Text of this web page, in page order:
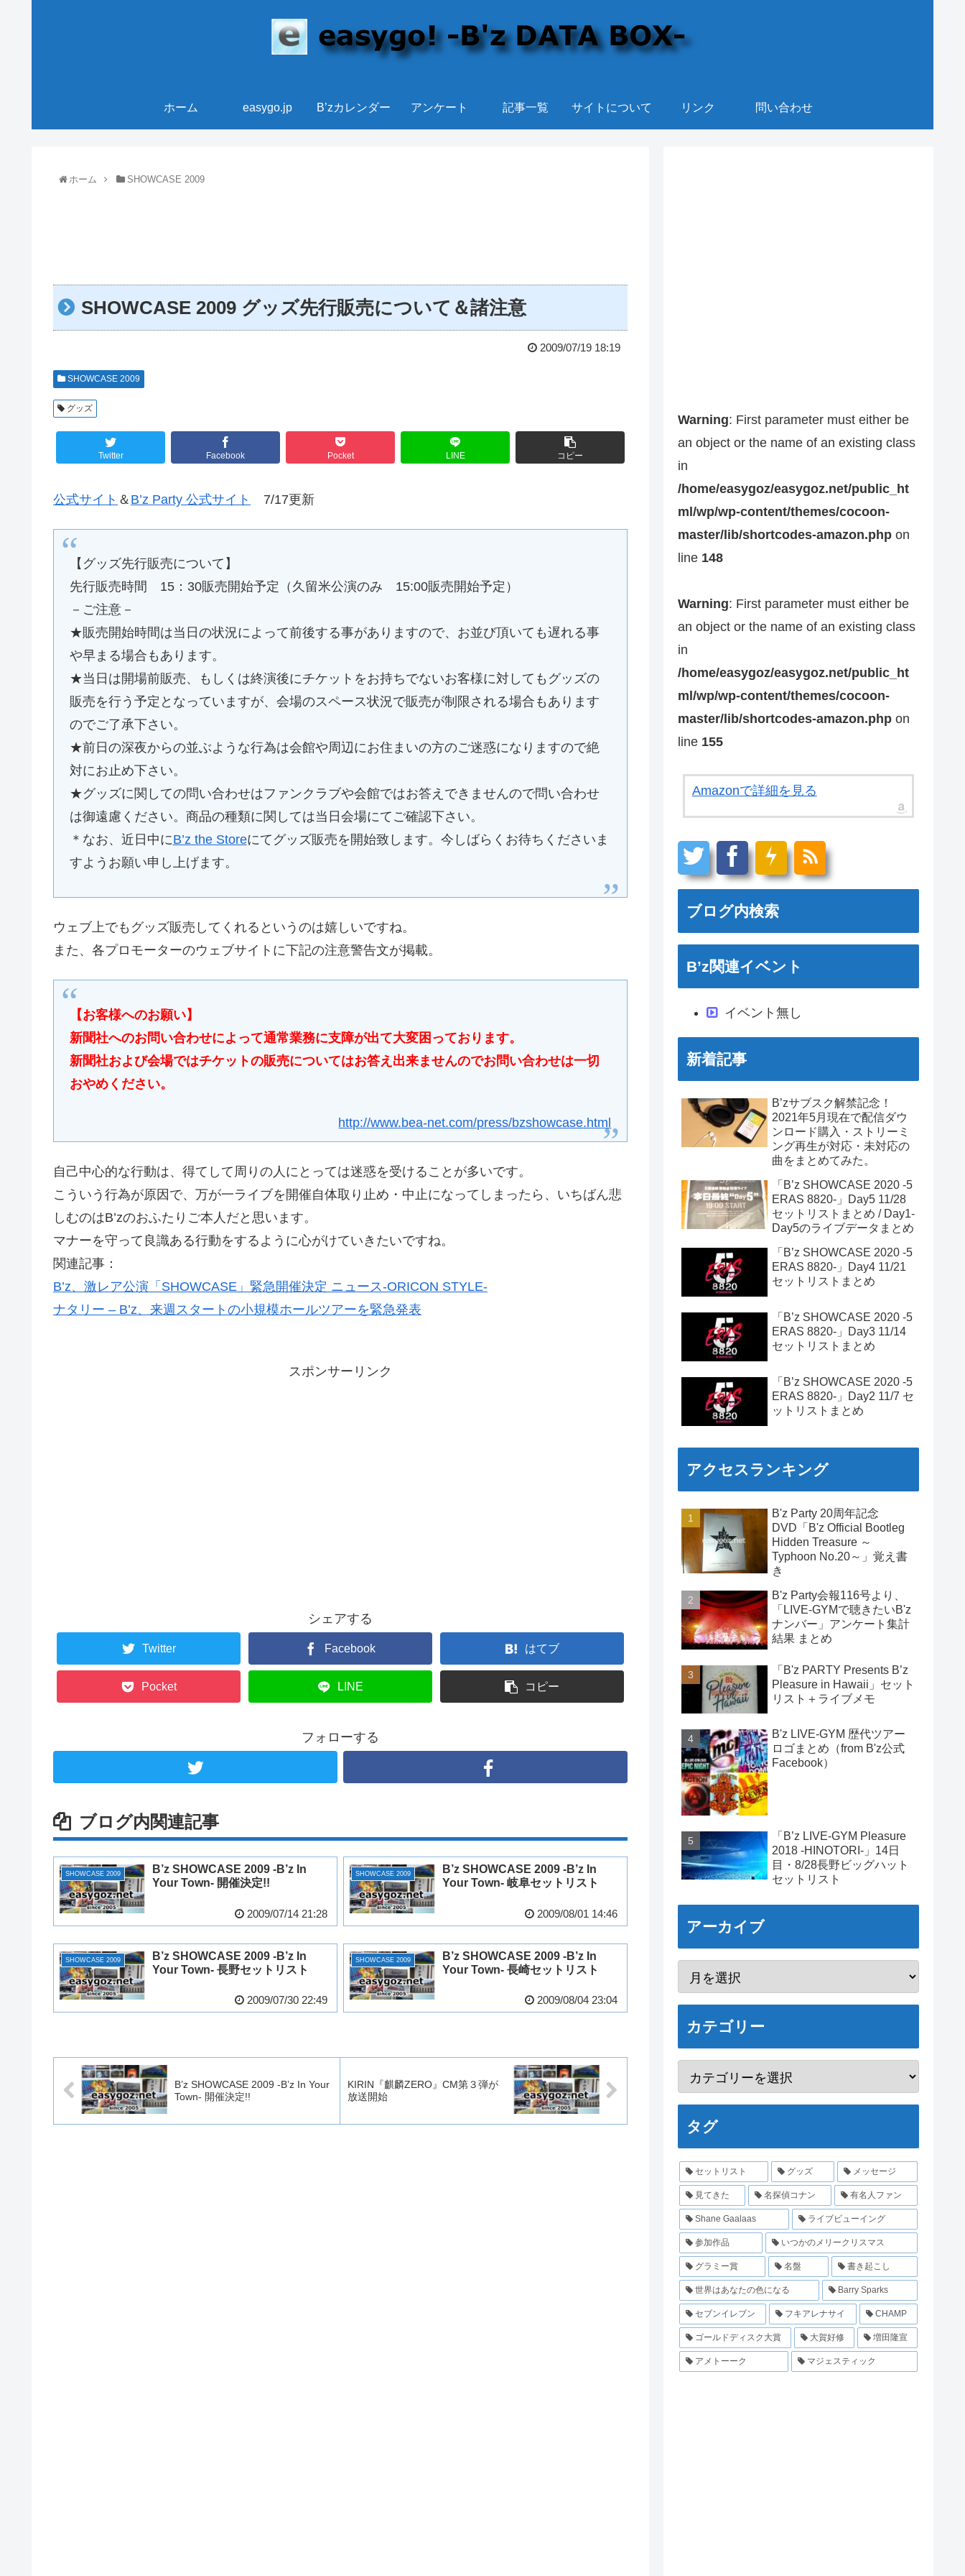
ホーム easygo.jp B’zカレンダー アンケート 記事一覧 サイトについて リンク 問い合わせ
ホーム SHOWCASE 2009
SHOWCASE 2009 グッズ先行販売について＆諸注意
2009/07/19 18:19
SHOWCASE 2009
グッズ
Twitter Facebook Pocket LINE コピー
公式サイト ＆ B’z Party 公式サイト 7/17更新
【グッズ先行販売について】
先行販売時間 15：30販売開始予定（久留米公演のみ 15:00販売開始予定）
－ご注意－
★販売開始時間は当日の状況によって前後する事がありますので、お並び頂いても遅れる事
や早まる場合もあります。
★当日は開場前販売、もしくは終演後にチケットをお持ちでないお客様に対してもグッズの
販売を行う予定となっていますが、会場のスペース状況で販売が制限される場合もあります
のでご了承下さい。
★前日の深夜からの並ぶような行為は会館や周辺にお住まいの方のご迷惑になりますので絶
対にお止め下さい。
★グッズに関しての問い合わせはファンクラブや会館ではお答えできませんので問い合わせ
は御遠慮ください。商品の種類に関しては当日会場にてご確認下さい。
＊なお、近日中にB’z the Storeにてグッズ販売を開始致します。今しばらくお待ちくださいま
すようお願い申し上げます。
ウェブ上でもグッズ販売してくれるというのは嬉しいですね。
また、各プロモーターのウェブサイトに下記の注意警告文が掲載。
【お客様へのお願い】
新聞社へのお問い合わせによって通常業務に支障が出て大変困っております。
新聞社および会場ではチケットの販売についてはお答え出来ませんのでお問い合わせは一切
おやめください。
http://www.bea-net.com/press/bzshowcase.html
自己中心的な行動は、得てして周りの人にとっては迷惑を受けることが多いです。
こういう行為が原因で、万が一ライブを開催自体取り止め・中止になってしまったら、いちばん悲
しむのはB’zのおふたりご本人だと思います。
マナーを守って良識ある行動をするように心がけていきたいですね。
関連記事：
B’z、激レア公演「SHOWCASE」緊急開催決定 ニュース-ORICON STYLE-
ナタリー – B’z、来週スタートの小規模ホールツアーを緊急発表
スポンサーリンク
シェアする
Twitter Facebook はてブ
Pocket LINE コピー
フォローする
ブログ内関連記事
SHOWCASE 2009
B’z SHOWCASE 2009 -B’z In
Your Town- 開催決定!!
2009/07/14 21:28
SHOWCASE 2009
B’z SHOWCASE 2009 -B’z In
Your Town- 岐阜セットリスト
2009/08/01 14:46
SHOWCASE 2009
B’z SHOWCASE 2009 -B’z In
Your Town- 長野セットリスト
2009/07/30 22:49
SHOWCASE 2009
B’z SHOWCASE 2009 -B’z In
Your Town- 長崎セットリスト
2009/08/04 23:04
B’z SHOWCASE 2009 -B’z In Your
Town- 開催決定!!
KIRIN『麒麟ZERO』CM第３弾が
放送開始
Warning: First parameter must either be
an object or the name of an existing class
in
/home/easygoz/easygoz.net/public_ht
ml/wp/wp-content/themes/cocoon-
master/lib/shortcodes-amazon.php on
line 148
Warning: First parameter must either be
an object or the name of an existing class
in
/home/easygoz/easygoz.net/public_ht
ml/wp/wp-content/themes/cocoon-
master/lib/shortcodes-amazon.php on
line 155
Amazonで詳細を見る
ブログ内検索
B’z関連イベント
イベント無し
新着記事
B’zサブスク解禁記念！
2021年5月現在で配信ダウ
ンロード購入・ストリーミ
ング再生が対応・未対応の
曲をまとめてみた。
「B’z SHOWCASE 2020 -5
ERAS 8820-」Day5 11/28
セットリストまとめ / Day1-
Day5のライブデータまとめ
「B’z SHOWCASE 2020 -5
ERAS 8820-」Day4 11/21
セットリストまとめ
「B’z SHOWCASE 2020 -5
ERAS 8820-」Day3 11/14
セットリストまとめ
「B’z SHOWCASE 2020 -5
ERAS 8820-」Day2 11/7 セ
ットリストまとめ
アクセスランキング
B'z Party 20周年記念
DVD「B'z Official Bootleg
Hidden Treasure ～
Typhoon No.20～」覚え書
き
B'z Party会報116号より、
「LIVE-GYMで聴きたいB'z
ナンバー」アンケート集計
結果 まとめ
「B'z PARTY Presents B’z
Pleasure in Hawaii」セット
リスト＋ライブメモ
B'z LIVE-GYM 歴代ツアー
ロゴまとめ（from B'z公式
Facebook）
「B’z LIVE-GYM Pleasure
2018 -HINOTORI-」14日
目・8/28長野ビッグハット
セットリスト
アーカイブ
カテゴリー
タグ
セットリスト グッズ メッセージ
見てきた 名探偵コナン 有名人ファン
Shane Gaalaas ライブビューイング
参加作品 いつかのメリークリスマス
グラミー賞 名盤 書き起こし
世界はあなたの色になる Barry Sparks
セブンイレブン フキアレナサイ CHAMP
ゴールドディスク大賞 大賀好修 増田隆宣
アメトーーク マジェスティック